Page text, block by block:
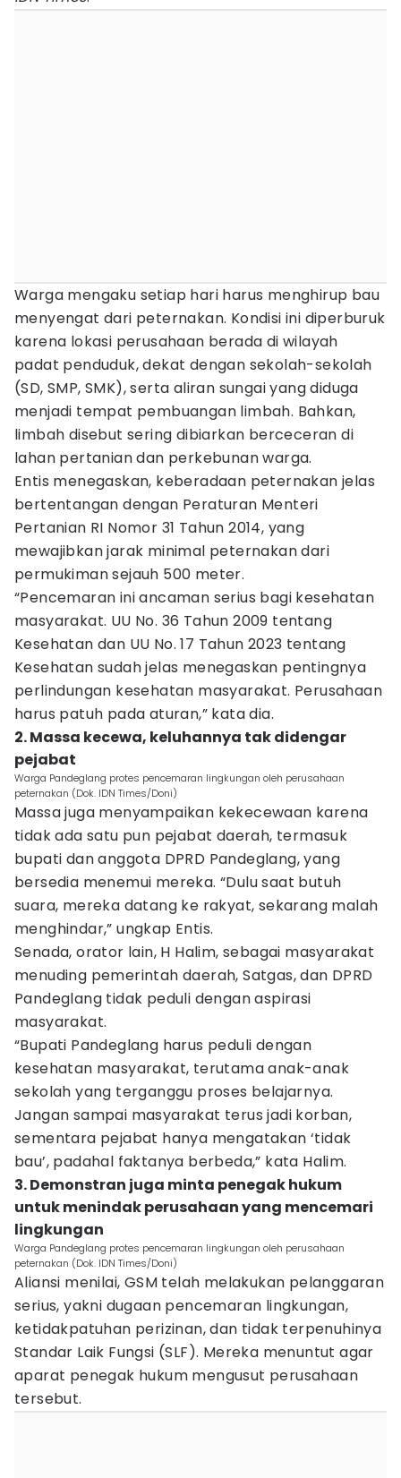
Warga mengaku setiap hari harus menghirup bau
menyengat dari peternakan. Kondisi ini diperburuk
karena lokasi perusahaan berada di wilayah
padat penduduk, dekat dengan sekolah-sekolah
(SD, SMP, SMK), serta aliran sungai yang diduga
menjadi tempat pembuangan limbah. Bahkan,
limbah disebut sering dibiarkan berceceran di
lahan pertanian dan perkebunan warga.
Entis menegaskan, keberadaan peternakan jelas
bertentangan dengan Peraturan Menteri
Pertanian RI Nomor 31 Tahun 2014, yang
mewajibkan jarak minimal peternakan dari
permukiman sejauh 500 meter.
“Pencemaran ini ancaman serius bagi kesehatan
masyarakat. UU No. 36 Tahun 2009 tentang
Kesehatan dan UU No. 17 Tahun 2023 tentang
Kesehatan sudah jelas menegaskan pentingnya
perlindungan kesehatan masyarakat. Perusahaan
harus patuh pada aturan,” kata dia.
2. Massa kecewa, keluhannya tak didengar
pejabat
Warga Pandeglang protes pencemaran lingkungan oleh perusahaan
peternakan (Dok. IDN Times/Doni)
Massa juga menyampaikan kekecewaan karena
tidak ada satu pun pejabat daerah, termasuk
bupati dan anggota DPRD Pandeglang, yang
bersedia menemui mereka. “Dulu saat butuh
suara, mereka datang ke rakyat, sekarang malah
menghindar,” ungkap Entis.
Senada, orator lain, H Halim, sebagai masyarakat
menuding pemerintah daerah, Satgas, dan DPRD
Pandeglang tidak peduli dengan aspirasi
masyarakat.
“Bupati Pandeglang harus peduli dengan
kesehatan masyarakat, terutama anak-anak
sekolah yang terganggu proses belajarnya.
Jangan sampai masyarakat terus jadi korban,
sementara pejabat hanya mengatakan ‘tidak
bau’, padahal faktanya berbeda,” kata Halim.
3. Demonstran juga minta penegak hukum
untuk menindak perusahaan yang mencemari
lingkungan
Warga Pandeglang protes pencemaran lingkungan oleh perusahaan
peternakan (Dok. IDN Times/Doni)
Aliansi menilai, GSM telah melakukan pelanggaran
serius, yakni dugaan pencemaran lingkungan,
ketidakpatuhan perizinan, dan tidak terpenuhinya
Standar Laik Fungsi (SLF). Mereka menuntut agar
aparat penegak hukum mengusut perusahaan
tersebut.